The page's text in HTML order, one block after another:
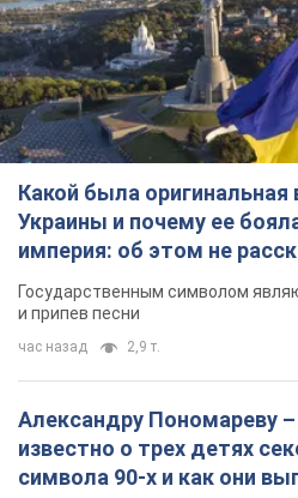
Какой была оригинальная
Украины и почему ее
империя: об этом не
Государственным символом
и припев песни
час назад 2,9 т.
Александру Пономареву –
известно о трех детях
символа 90-х и как они